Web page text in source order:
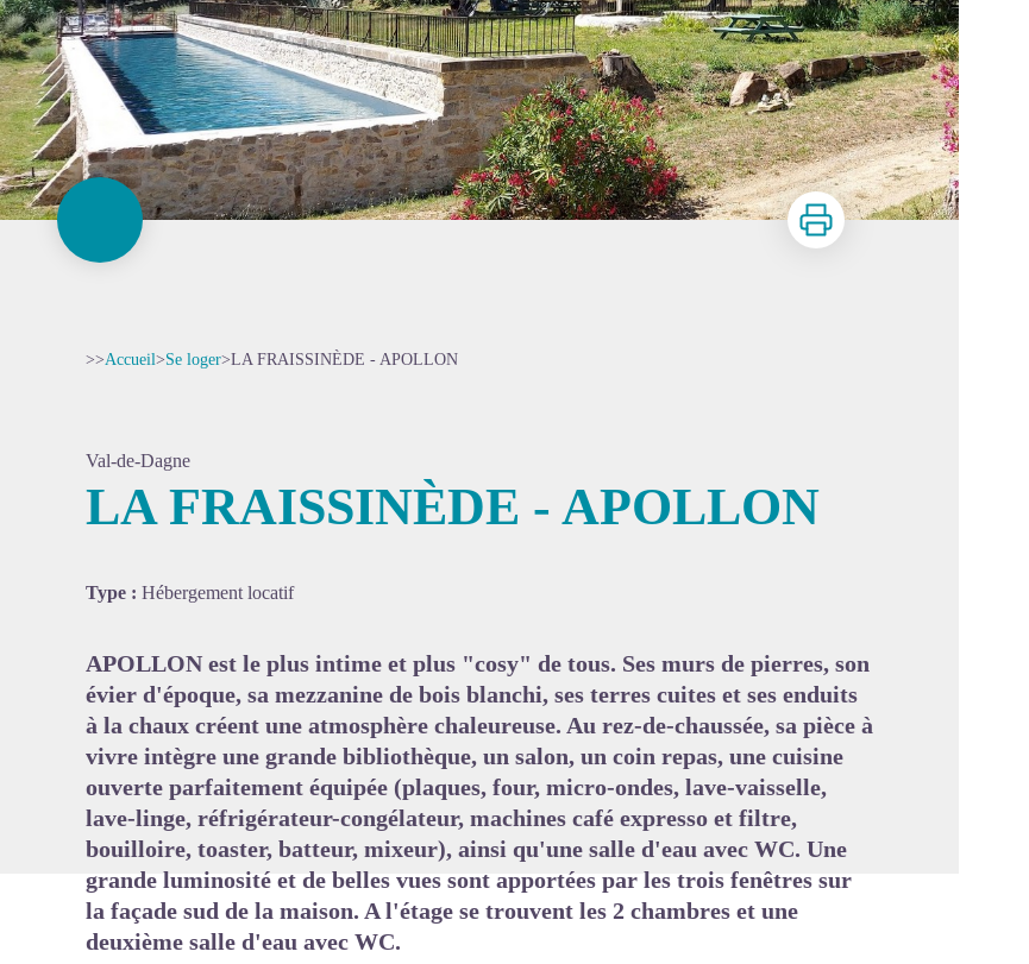
Imprimer
>>Accueil>Se loger>LA FRAISSINÈDE - APOLLON
Val-de-Dagne
LA FRAISSINÈDE - APOLLON
Type : Hébergement locatif
APOLLON est le plus intime et plus "cosy" de tous. Ses murs de pierres, son
évier d'époque, sa mezzanine de bois blanchi, ses terres cuites et ses enduits
à la chaux créent une atmosphère chaleureuse. Au rez-de-chaussée, sa pièce à
vivre intègre une grande bibliothèque, un salon, un coin repas, une cuisine
ouverte parfaitement équipée (plaques, four, micro-ondes, lave-vaisselle,
lave-linge, réfrigérateur-congélateur, machines café expresso et filtre,
bouilloire, toaster, batteur, mixeur), ainsi qu'une salle d'eau avec WC. Une
grande luminosité et de belles vues sont apportées par les trois fenêtres sur
la façade sud de la maison. A l'étage se trouvent les 2 chambres et une
deuxième salle d'eau avec WC.